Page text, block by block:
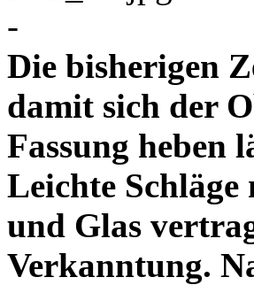
-
Die bisherigen
damit sich der
Fassung heben
Leichte
und Glas
Verkanntung.